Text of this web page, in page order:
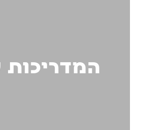
המדריכות